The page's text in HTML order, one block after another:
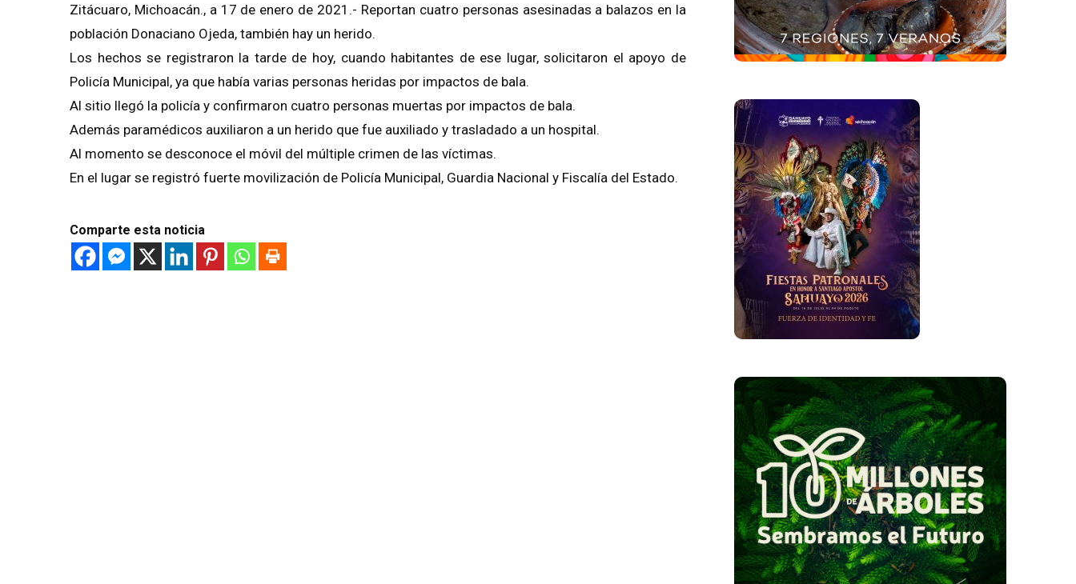
Zitácuaro, Michoacán., a 17 de enero de 2021.- Reportan cuatro personas asesinadas a balazos en la
población Donaciano Ojeda, también hay un herido.
Los hechos se registraron la tarde de hoy, cuando habitantes de ese lugar, solicitaron el apoyo de
Policía Municipal, ya que había varias personas heridas por impactos de bala.
Al sitio llegó la policía y confirmaron cuatro personas muertas por impactos de bala.
Además paramédicos auxiliaron a un herido que fue auxiliado y trasladado a un hospital.
Al momento se desconoce el móvil del múltiple crimen de las víctimas.
En el lugar se registró fuerte movilización de Policía Municipal, Guardia Nacional y Fiscalía del Estado.
Comparte esta noticia